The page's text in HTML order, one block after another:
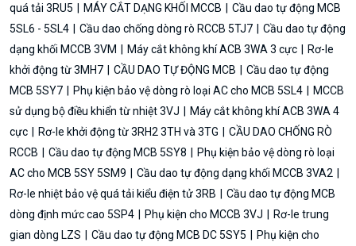
quá tải 3RU5
MÁY CẮT DẠNG KHỐI MCCB
Cầu dao tự động MCB
5SL6 - 5SL4
Cầu dao chống dòng rò RCCB 5TJ7
Cầu dao tự động
dạng khối MCCB 3VM
Máy cắt không khí ACB 3WA 3 cực
Rơ-le
khởi động từ 3MH7
CẦU DAO TỰ ĐỘNG MCB
Cầu dao tự động
MCB 5SY7
Phụ kiện bảo vệ dòng rò loại AC cho MCB 5SL4
MCCB
sử dụng bộ điều khiển từ nhiệt 3VJ
Máy cắt không khí ACB 3WA 4
cực
Rơ-le khởi động từ 3RH2 3TH và 3TG
CẦU DAO CHỐNG RÒ
RCCB
Cầu dao tự động MCB 5SY8
Phụ kiện bảo vệ dòng rò loại
AC cho MCB 5SY 5SM9
Cầu dao tự động dạng khối MCCB 3VA2
Rơ-le nhiệt bảo vệ quá tải kiểu điện tử 3RB
Cầu dao tự động MCB
dòng định mức cao 5SP4
Phụ kiện cho MCCB 3VJ
Rơ-le trung
gian dòng LZS
Cầu dao tự động MCB DC 5SY5
Phụ kiện cho